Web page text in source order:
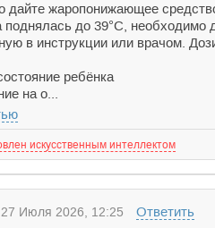
дайте жаропонижающее
поднялась до 39°C,
в инструкции или врачом.
ребёнка
на о...
искусственным интеллектом
Июля 2026, 12:25 Ответить